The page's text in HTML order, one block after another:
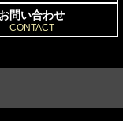
お問い合わせ
CONTACT